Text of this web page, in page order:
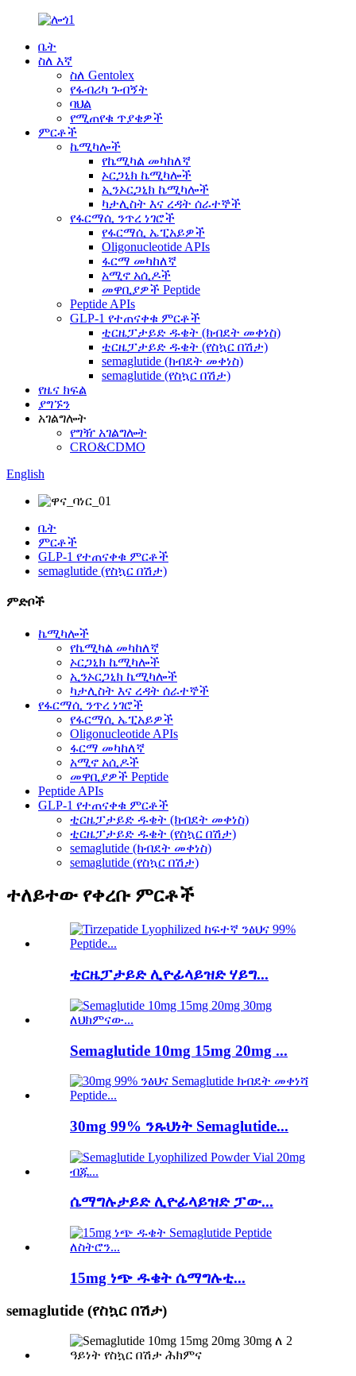
ቤት
ስለ እኛ
ስለ Gentolex
የፋብሪካ ጉብኝት
ባህል
የሚጠየቁ ጥያቄዎች
ምርቶች
ኬሚካሎች
የኬሚካል መካከለኛ
ኦርጋኒክ ኬሚካሎች
ኢንኦርጋኒክ ኬሚካሎች
ካታሊስት እና ረዳት ሰራተኞች
የፋርማሲ ንጥረ ነገሮች
የፋርማሲ ኤፒአይዎች
Oligonucleotide APIs
ፋርማ መካከለኛ
አሚኖ አሲዶች
መዋቢያዎች Peptide
Peptide APIs
GLP-1 የተጠናቀቁ ምርቶች
ቲርዜፓታይድ ዱቄት (ክብደት መቀነስ)
ቲርዜፓታይድ ዱቄት (የስኳር በሽታ)
semaglutide (ክብደት መቀነስ)
semaglutide (የስኳር በሽታ)
የዜና ክፍል
ያግኙን
አገልግሎት
የግዥ አገልግሎት
CRO&CDMO
English
ቤት
ምርቶች
GLP-1 የተጠናቀቁ ምርቶች
semaglutide (የስኳር በሽታ)
ምድቦች
ኬሚካሎች
የኬሚካል መካከለኛ
ኦርጋኒክ ኬሚካሎች
ኢንኦርጋኒክ ኬሚካሎች
ካታሊስት እና ረዳት ሰራተኞች
የፋርማሲ ንጥረ ነገሮች
የፋርማሲ ኤፒአይዎች
Oligonucleotide APIs
ፋርማ መካከለኛ
አሚኖ አሲዶች
መዋቢያዎች Peptide
Peptide APIs
GLP-1 የተጠናቀቁ ምርቶች
ቲርዜፓታይድ ዱቄት (ክብደት መቀነስ)
ቲርዜፓታይድ ዱቄት (የስኳር በሽታ)
semaglutide (ክብደት መቀነስ)
semaglutide (የስኳር በሽታ)
ተለይተው የቀረቡ ምርቶች
ቲርዜፓታይድ ሊዮፊላይዝድ ሃይግ...
Semaglutide 10mg 15mg 20mg ...
30mg 99% ንጹህነት Semaglutide...
ሴማግሉታይድ ሊዮፊላይዝድ ፓው...
15mg ነጭ ዱቄት ሴማግሉቲ...
semaglutide (የስኳር በሽታ)